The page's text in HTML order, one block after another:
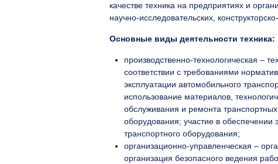
качестве техника на предприятиях и
научно-исследовательских,
Основные виды деятельности техника:
производственно-технологическая –
соответствии с требованиями
эксплуатации автомобильного
использование материалов,
обслуживания и ремонта
оборудования; участие в обеспечении
транспортного оборудования;
организационно-управленческая –
организация безопасного ведения